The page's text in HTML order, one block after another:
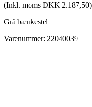
(Inkl. moms DKK 2.187,50)
Grå bænkestel
Varenummer: 22040039